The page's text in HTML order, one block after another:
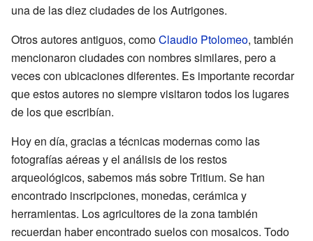
una de las diez ciudades de los Autrigones.
Otros autores antiguos, comoClaudio Ptolomeo, también
mencionaron ciudades con nombres similares, pero a
veces con ubicaciones diferentes. Es importante recordar
que estos autores no siempre visitaron todos los lugares
de los que escribían.
Hoy en día, gracias a técnicas modernas como las
fotografías aéreas y el análisis de los restos
arqueológicos, sabemos más sobre Tritium. Se han
encontrado inscripciones, monedas, cerámica y
herramientas. Los agricultores de la zona también
recuerdan haber encontrado suelos con mosaicos. Todo